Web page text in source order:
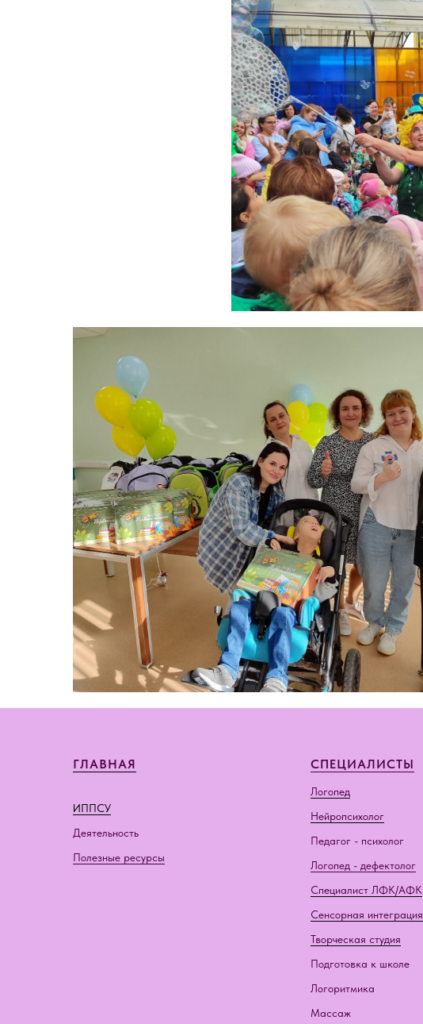
ГЛАВНАЯ
ИППСУ
Деятельность
Полезные ресурсы
СПЕЦИАЛИСТЫ
Логопед
Нейропсихолог
Педагог - психолог
Логопед - дефектолог
Специалист ЛФК/АФК
Сенсорная интеграция
Творческая студия
Подготовка к школе
Логоритмика
Массаж